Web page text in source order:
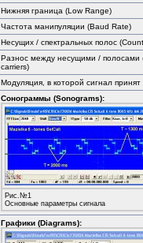
Нижняя граница (Low Range)
Частота манипуляции (Baud Rate)
Несущих / спектральных полос
Разнос между несущими / полосами
carriers)
Модуляция, в которой сигнал принят
Сонограммы (Sonograms):
Рис.№1
Основные параметры сигнала
Графики (Diagrams):